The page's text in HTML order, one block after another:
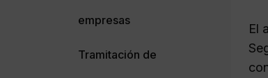
El
empresas
Tramitación de